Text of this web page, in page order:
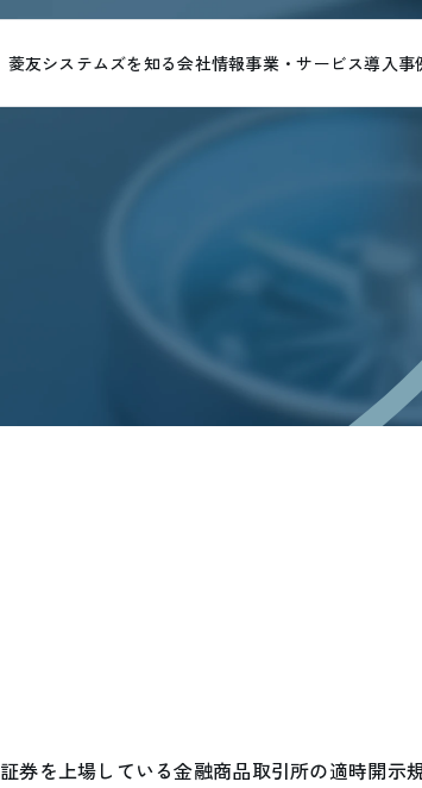
菱友システムズを知る会社情報事業・サービス導入事
を上場している金融商品取引所の適時開